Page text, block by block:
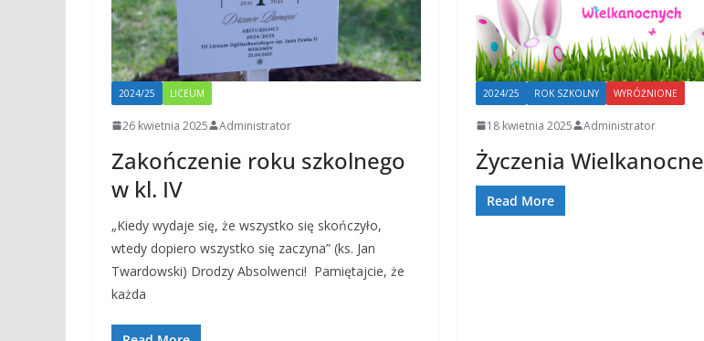
2024/25 LICEUM
26 kwietnia 2025 Administrator
Zakończenie roku szkolnego
w kl. IV
„Kiedy wydaje się, że wszystko się skończyło,
wtedy dopiero wszystko się zaczyna” (ks. Jan
Twardowski) Drodzy Absolwenci! Pamiętajcie, że
każda
2024/25 ROK SZKOLNY WYRÓŻNIONE
18 kwietnia 2025 Administrator
Życzenia Wielkanocne
Read More